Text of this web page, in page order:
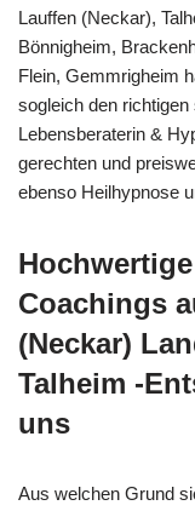
Lauffen (Neckar),
Bönnigheim,
Flein, Gemmrigheim
sogleich den
Lebensberaterin &
gerechten und
ebenso Heilhypnose
Coachings
(Neckar)
Talheim -
uns
Aus welchen Grund